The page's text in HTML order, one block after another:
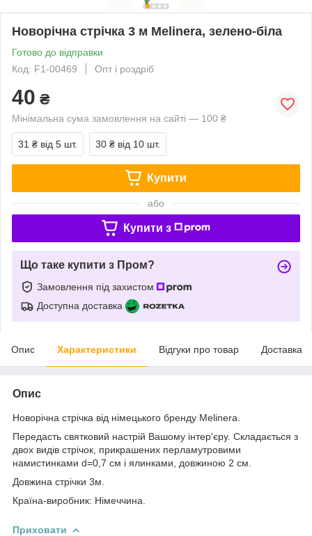
Новорічна стрічка 3 м Melinera, зелено-біла
Готово до відправки
Код: F1-00469
Опт і роздріб
40 ₴
Мінімальна сума замовлення на сайті — 100 ₴
31 ₴ від 5 шт. 30 ₴ від 10 шт.
Купити
або
Купити з
Що таке купити з Пром?
Замовлення під захистом
Доступна доставка
Опис Характеристики Відгуки про товар Доставка
Опис
Новорічна стрічка від німецького бренду Melinera.
Передасть святковий настрій Вашому інтер'єру. Складається з
двох видів стрічок, прикрашених перламутровими
намистинками d=0,7 см і ялинками, довжиною 2 см.
Довжина стрічки 3м.
Країна-виробник: Німеччина.
Приховати